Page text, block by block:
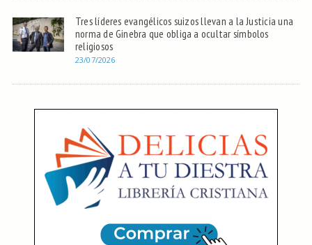
Tres líderes evangélicos suizos llevan a la Justicia una
norma de Ginebra que obliga a ocultar símbolos
religiosos
23/07/2026